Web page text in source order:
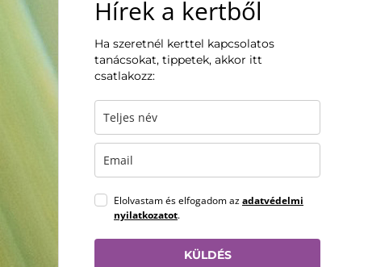
Hírek a kertből
Ha szeretnél kerttel kapcsolatos
tanácsokat, tippetek, akkor itt
csatlakozz:
Elolvastam és elfogadom azadatvédelmi
nyilatkozatot.
KÜLDÉS